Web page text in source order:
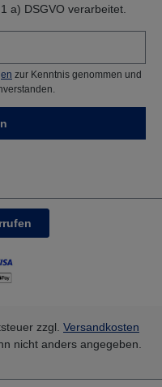
a) DSGVO verarbeitet.
zur Kenntnis genommen und
zzgl. Versandkosten
nicht anders angegeben.